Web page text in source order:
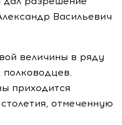
Васильевич
величины в ряду
приходится
отмеченную